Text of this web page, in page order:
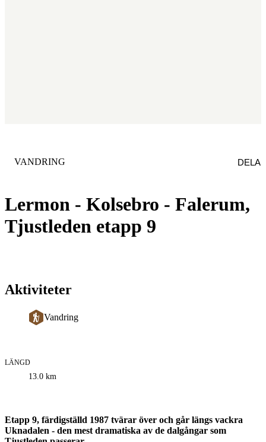
Lermon - Kolsebro - Falerum,
Tjustleden etapp 9
KATEGORI:
VANDRING DELA
Aktiviteter
Vandring
Information
LÄNGD
13.0 km
Beskrivning
Etapp 9, färdigställd 1987 tvärar över och går längs vackra
Uknadalen - den mest dramatiska av de dalgångar som